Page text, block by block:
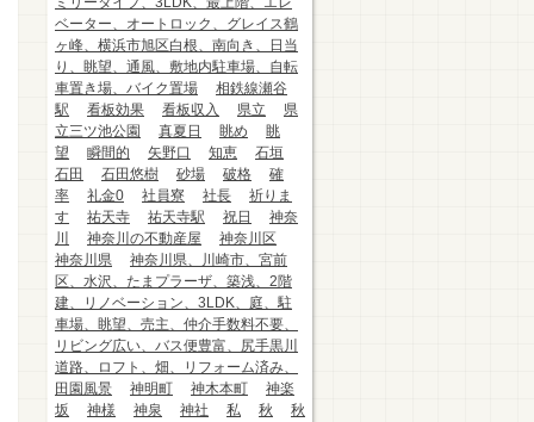
ベーター、オートロック、グレイス鶴
ヶ峰、横浜市旭区白根、南向き、日当
り、眺望、通風、敷地内駐車場、自転
車置き場、バイク置場
相鉄線瀬谷
駅
看板効果 看板収入 県立
県
立三ツ池公園
真夏日 眺め
眺
望
瞬間的 矢野口 知恵
石垣
石田
石田悠樹 砂場 破格
確
率
礼金0 社員寮 社長
祈りま
す
祐天寺 祐天寺駅 祝日
神奈
川
神奈川の不動産屋
神奈川区
神奈川県
神奈川県、川崎市、宮前
区、水沢、たまプラーザ、築浅、2階
建、リノベーション、3LDK、庭、駐
車場、眺望、売主、仲介手数料不要、
リビング広い、バス便豊富、尻手黒川
道路、ロフト、畑、リフォーム済み、
田園風景
神明町 神木本町
神楽
坂
神様 神泉 神社 私 秋
秋